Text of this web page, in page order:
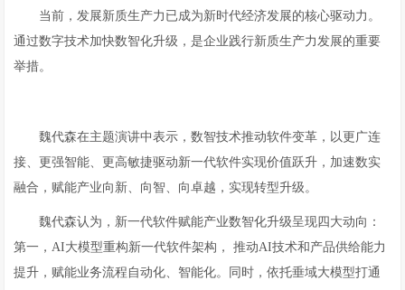
当前，发展新质生产力已成为新时代经济发展的核心驱动力。
通过数字技术加快数智化升级，是企业践行新质生产力发展的重要
举措。
魏代森在主题演讲中表示，数智技术推动软件变革，以更广连
接、更强智能、更高敏捷驱动新一代软件实现价值跃升，加速数实
融合，赋能产业向新、向智、向卓越，实现转型升级。
魏代森认为，新一代软件赋能产业数智化升级呈现四大动向：
第一，AI大模型重构新一代软件架构， 推动AI技术和产品供给能力
提升，赋能业务流程自动化、智能化。同时，依托垂域大模型打通